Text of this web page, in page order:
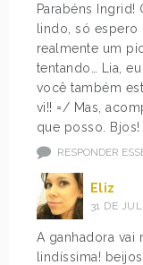
Parabéns Ingrid!
lindo, só
realmente um
tentando… Lia,
você também
vi!! =/ Mas,
que posso. Bjos!
RESPONDER
Eliz
31 DE
A ganhadora vai
lindíssima! beijos